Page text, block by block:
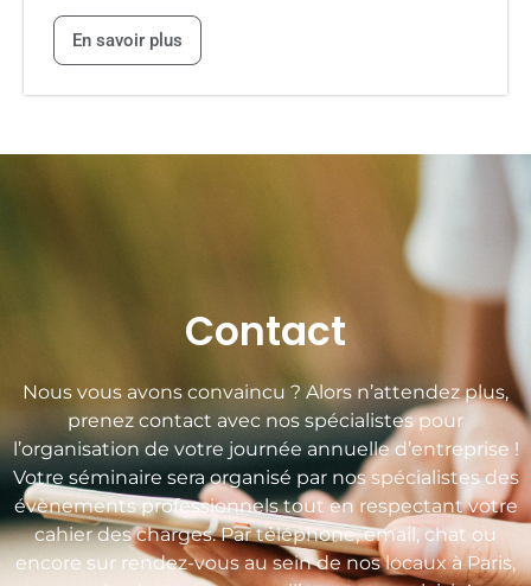
En savoir plus
Contact
Nous vous avons convaincu ? Alors n’attendez plus,
prenez contact avec nos spécialistes pour
l’organisation de votre journée annuelle d’entreprise !
Votre séminaire sera organisé par nos spécialistes des
évènements professionnels tout en respectant votre
cahier des charges. Par téléphone, email, chat ou
encore sur rendez-vous au sein de nos locaux à Paris,